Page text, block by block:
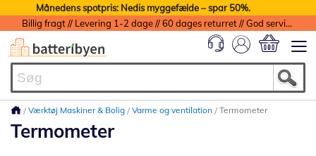
Månedens spotpris: Nedis myggefælde – spar 50%.
Billig fragt // Levering 1-2 dage // 60 dages returret // God service med garanti
Værktøj Maskiner & Bolig Varme og ventilation Termometer
Termometer